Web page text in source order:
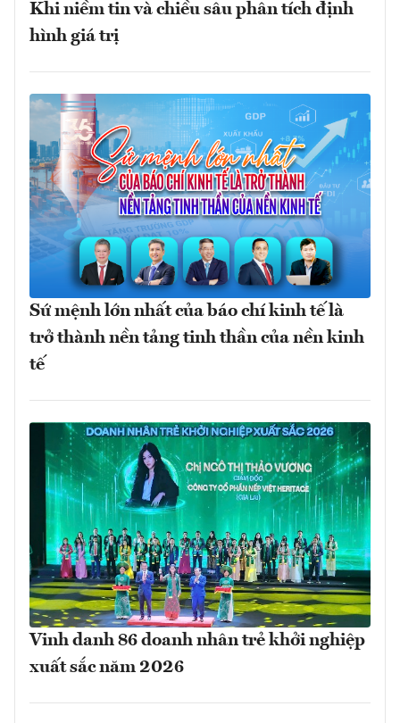
Khi niềm tin và chiều sâu phân tích định
hình giá trị
Sứ mệnh lớn nhất của báo chí kinh tế là
trở thành nền tảng tinh thần của nền kinh
tế
Vinh danh 86 doanh nhân trẻ khởi nghiệp
xuất sắc năm 2026